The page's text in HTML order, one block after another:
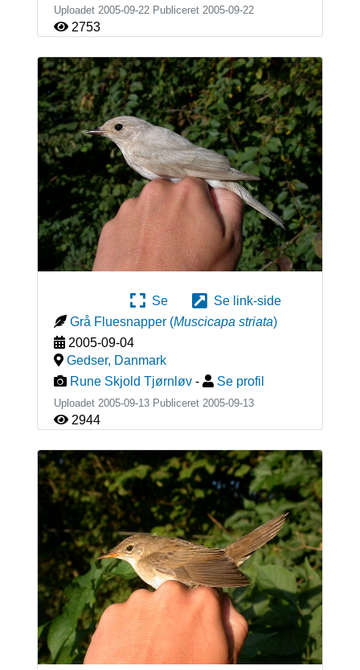
Uploadet 2005-09-22 Publiceret 2005-09-22
2753
Se
Se link-side
Grå Fluesnapper (Muscicapa striata)
2005-09-04
Gedser, Danmark
Rune Skjold Tjørnløv - Se profil
Uploadet 2005-09-13 Publiceret 2005-09-13
2944